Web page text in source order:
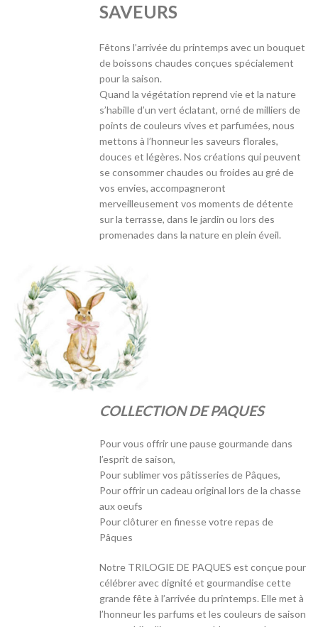
SAVEURS
Fêtons l’arrivée du printemps avec un bouquet
de boissons chaudes conçues spécialement
pour la saison.
Quand la végétation reprend vie et la nature
s’habille d’un vert éclatant, orné de milliers de
points de couleurs vives et parfumées, nous
mettons à l’honneur les saveurs florales,
douces et légères. Nos créations qui peuvent
se consommer chaudes ou froides au gré de
vos envies, accompagneront
merveilleusement vos moments de détente
sur la terrasse, dans le jardin ou lors des
promenades dans la nature en plein éveil.
COLLECTION DE PAQUES
Pour vous offrir une pause gourmande dans
l’esprit de saison,
Pour sublimer vos pâtisseries de Pâques,
Pour offrir un cadeau original lors de la chasse
aux oeufs
Pour clôturer en finesse votre repas de
Pâques
Notre TRILOGIE DE PAQUES est conçue pour
célébrer avec dignité et gourmandise cette
grande fête à l’arrivée du printemps. Elle met à
l’honneur les parfums et les couleurs de saison